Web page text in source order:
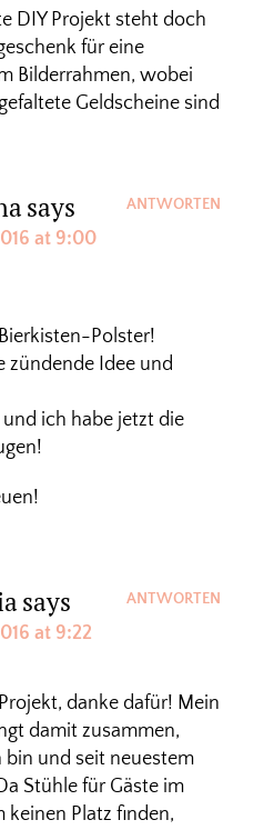
DIY Projekt steht doch
für eine
Bilderrahmen, wobei
Geldscheine sind
says
at 9:00
Polster!
zündende Idee und
ich habe jetzt die
ANTWORTEN
says
at 9:22
danke dafür! Mein
damit zusammen,
bin und seit neuestem
Stühle für Gäste im
Platz finden,
ANTWORTEN